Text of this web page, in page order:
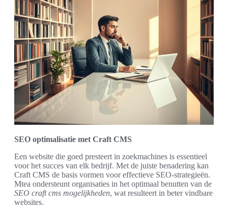
SEO optimalisatie met Craft CMS
Een website die goed presteert in zoekmachines is essentieel
voor het succes van elk bedrijf. Met de juiste benadering kan
Craft CMS de basis vormen voor effectieve SEO-strategieën.
Mtea ondersteunt organisaties in het optimaal benutten van de
SEO craft cms mogelijkheden, wat resulteert in beter vindbare
websites.